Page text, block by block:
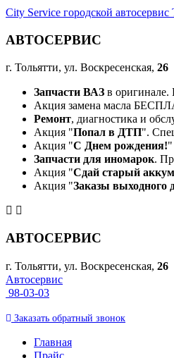
City Service городской автосервис
АВТОСЕРВИС
г. Тольятти, ул. Воскресенская, 26
Запчасти ВАЗ в оригинале.
Акция замена масла
Ремонт, диагностика и
Акция "Попал в ДТП".
Акция "С Днем рождения!"
Запчасти для иномарок.
Акция "Сдай старый
Акция "Заказы выходного
АВТОСЕРВИС
г. Тольятти, ул. Воскресенская, 26
Автосервис
98-03-03
Заказать обратный звонок
Главная
Прайс